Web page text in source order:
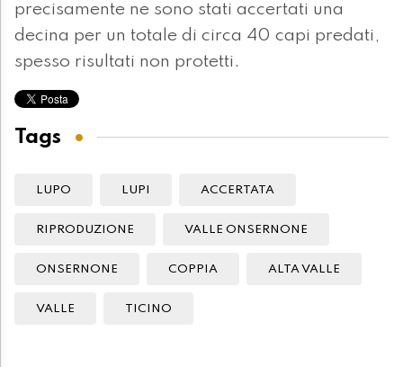
precisamente ne sono stati accertati una
decina per un totale di circa 40 capi predati,
spesso risultati non protetti.
Tags
LUPO LUPI ACCERTATA
RIPRODUZIONE VALLE ONSERNONE
ONSERNONE COPPIA ALTA VALLE
VALLE TICINO